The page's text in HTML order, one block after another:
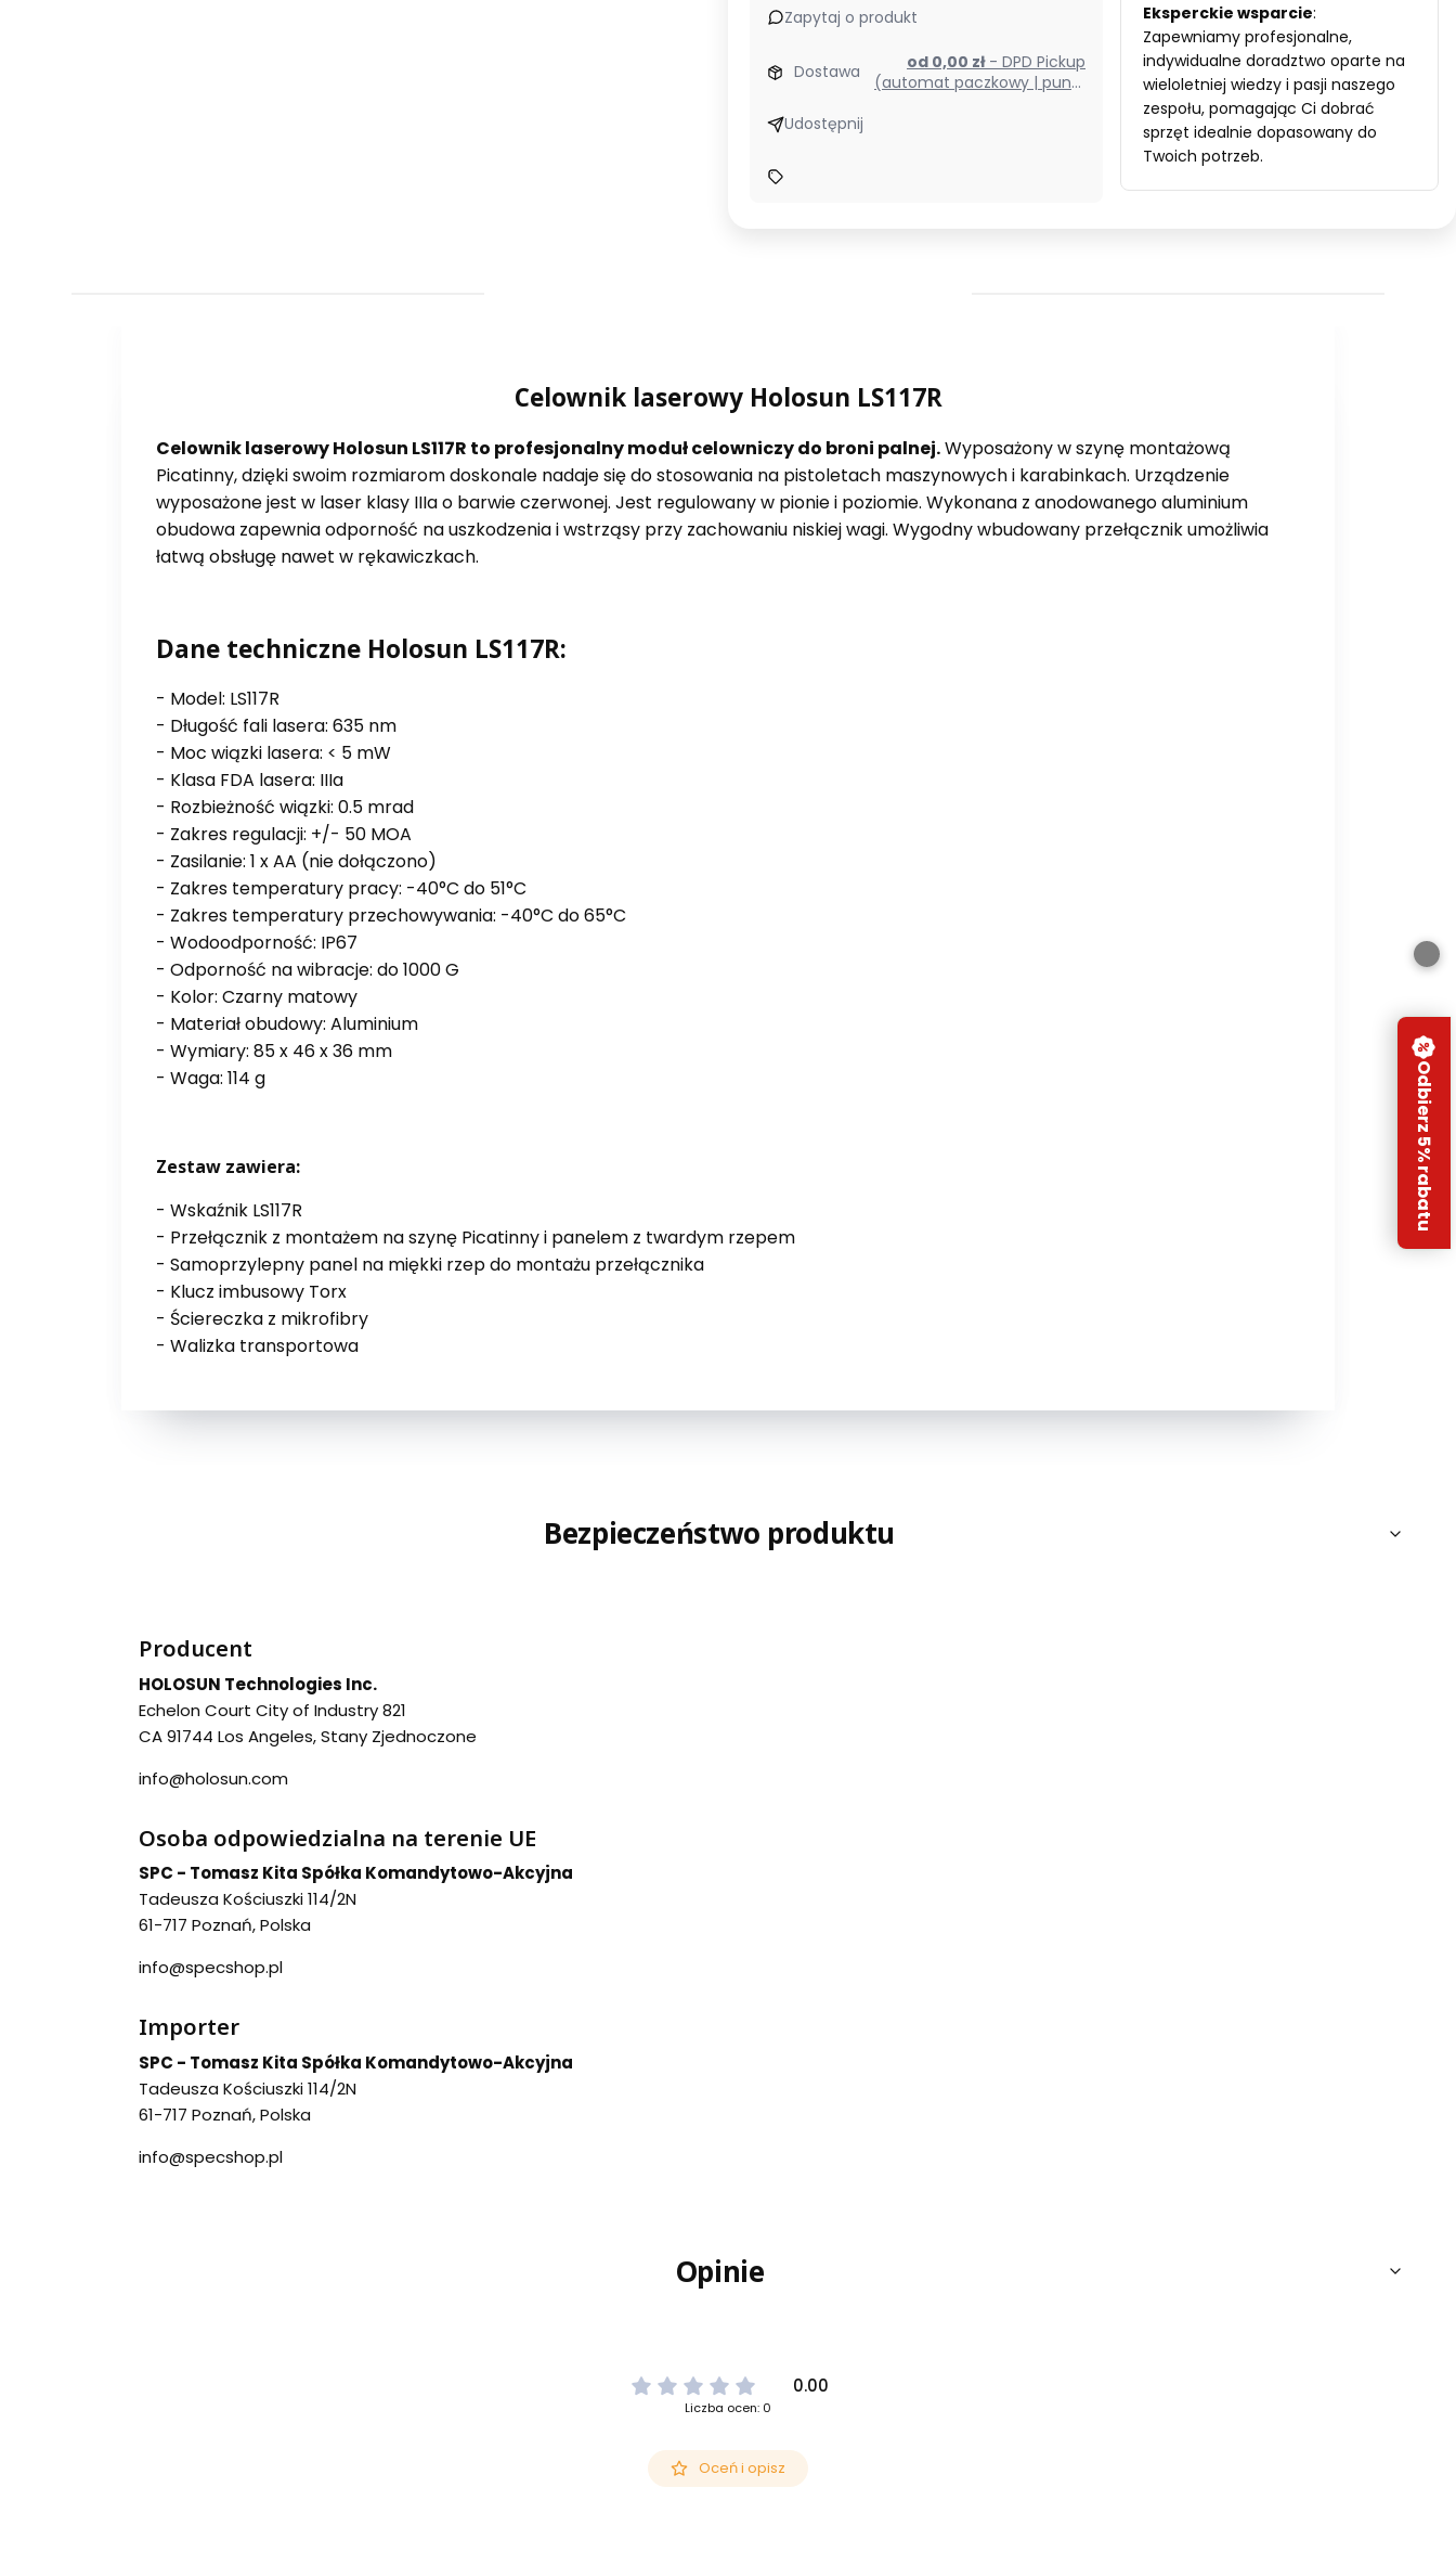
Zapytaj o produkt
Dostawa od 0,00 zł - DPD Pickup
(automat paczkowy | punkt
Udostępnij
Eksperckie wsparcie:
Zapewniamy profesjonalne,
indywidualne doradztwo oparte na
wieloletniej wiedzy i pasji naszego
zespołu, pomagając Ci dobrać
sprzęt idealnie dopasowany do
Twoich potrzeb.
Celownik laserowy Holosun LS117R
Celownik laserowy Holosun LS117R to profesjonalny moduł celowniczy do broni palnej.Wyposażony w szynę montażową
Picatinny, dzięki swoim rozmiarom doskonale nadaje się do stosowania na pistoletach maszynowych i karabinkach. Urządzenie
wyposażone jest w laser klasy IIIa o barwie czerwonej. Jest regulowany w pionie i poziomie. Wykonana z anodowanego aluminium
obudowa zapewnia odporność na uszkodzenia i wstrząsy przy zachowaniu niskiej wagi. Wygodny wbudowany przełącznik umożliwia
łatwą obsługę nawet w rękawiczkach.
Dane techniczne Holosun LS117R:
- Model: LS117R
- Długość fali lasera: 635 nm
- Moc wiązki lasera: < 5 mW
- Klasa FDA lasera: IIIa
- Rozbieżność wiązki: 0.5 mrad
- Zakres regulacji: +/- 50 MOA
- Zasilanie: 1 x AA (nie dołączono)
- Zakres temperatury pracy: -40°C do 51°C
- Zakres temperatury przechowywania: -40°C do 65°C
- Wodoodporność: IP67
- Odporność na wibracje: do 1000 G
- Kolor: Czarny matowy
- Materiał obudowy: Aluminium
- Wymiary: 85 x 46 x 36 mm
- Waga: 114 g
Zestaw zawiera:
- Wskaźnik LS117R
- Przełącznik z montażem na szynę Picatinny i panelem z twardym rzepem
- Samoprzylepny panel na miękki rzep do montażu przełącznika
- Klucz imbusowy Torx
- Ściereczka z mikrofibry
- Walizka transportowa
Bezpieczeństwo produktu
Producent
HOLOSUN Technologies Inc.
Echelon Court City of Industry 821
CA 91744 Los Angeles, Stany Zjednoczone
info@holosun.com
Osoba odpowiedzialna na terenie UE
SPC - Tomasz Kita Spółka Komandytowo-Akcyjna
Tadeusza Kościuszki 114/2N
61-717 Poznań, Polska
info@specshop.pl
Importer
SPC - Tomasz Kita Spółka Komandytowo-Akcyjna
Tadeusza Kościuszki 114/2N
61-717 Poznań, Polska
info@specshop.pl
Opinie
0.00
Liczba ocen: 0
Oceń i opisz
Odbierz 5% rabatu